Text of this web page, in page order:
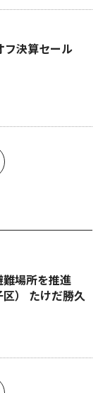
フ決算セール
場所を推進
） たけだ勝久